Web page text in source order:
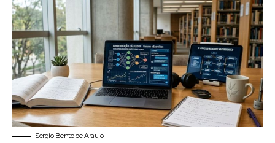
Sergio Bento de Araujo